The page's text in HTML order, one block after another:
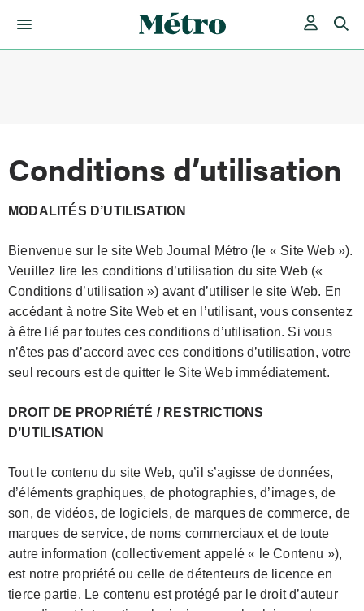
Conditions d’utilisation
MODALITÉS D’UTILISATION
Bienvenue sur le site Web Journal Métro (le « Site Web »).
Veuillez lire les conditions d’utilisation du site Web («
Conditions d’utilisation ») avant d’utiliser le site Web. En
accédant à notre Site Web et en l’utilisant, vous consentez
à être lié par toutes ces conditions d’utilisation. Si vous
n’êtes pas d’accord avec ces conditions d’utilisation, votre
seul recours est de quitter le Site Web immédiatement.
DROIT DE PROPRIÉTÉ / RESTRICTIONS
D’UTILISATION
Tout le contenu du site Web, qu’il s’agisse de données,
d’éléments graphiques, de photographies, d’images, de
son, de vidéos, de logiciels, de marques de commerce, de
marques de service, de noms commerciaux et de toute
autre information (collectivement appelé « le Contenu »),
est notre propriété ou celle de détenteurs de licence en
tierce partie. Le contenu est protégé par le droit d’auteur